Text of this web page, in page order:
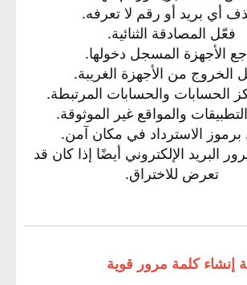
أي بريد أو رقم لا تعرفه.
فعّل المصادقة الثنائية.
الأجهزة المسجل دخولها.
من الأجهزة الغريبة.
الحسابات والحسابات المرتبطة.
والمواقع غير الموثوقة.
الاسترداد في مكان آمن.
البريد الإلكتروني أيضًا إذا كان قد
تعرض للاختراق.
إنشاء كلمة مرور قوية